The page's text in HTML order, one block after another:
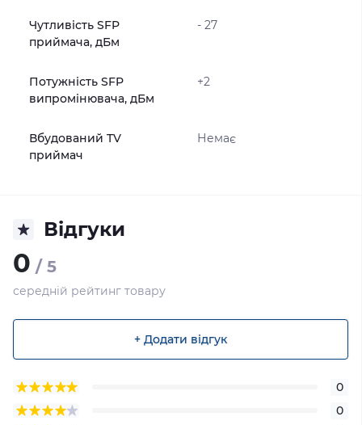
Чутливість SFP
приймача, дБм
- 27
Потужність SFP
випромінювача, дБм
+2
Вбудований TV
приймач
Немає
Відгуки
0 / 5
середній рейтинг товару
+ Додати відгук
0
0